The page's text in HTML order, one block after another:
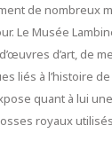
de nombreux
Le Musée
d’art, de
liés à l’histoire
quant à lui
royaux